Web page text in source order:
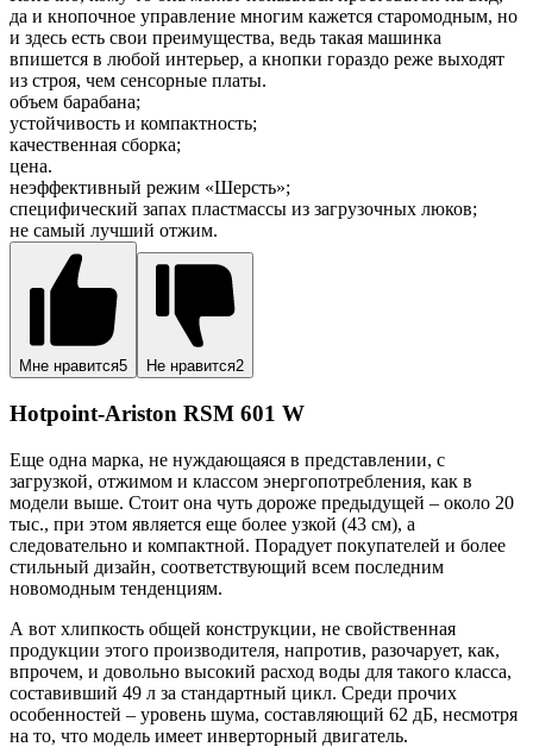
да и кнопочное управление многим кажется старомодным, но
и здесь есть свои преимущества, ведь такая машинка
впишется в любой интерьер, а кнопки гораздо реже выходят
из строя, чем сенсорные платы.
объем барабана;
устойчивость и компактность;
качественная сборка;
цена.
неэффективный режим «Шерсть»;
специфический запах пластмассы из загрузочных люков;
не самый лучший отжим.
Мне нравится5 Не нравится2
Hotpoint-Ariston RSM 601 W
Еще одна марка, не нуждающаяся в представлении, с
загрузкой, отжимом и классом энергопотребления, как в
модели выше. Стоит она чуть дороже предыдущей – около 20
тыс., при этом является еще более узкой (43 см), а
следовательно и компактной. Порадует покупателей и более
стильный дизайн, соответствующий всем последним
новомодным тенденциям.
А вот хлипкость общей конструкции, не свойственная
продукции этого производителя, напротив, разочарует, как,
впрочем, и довольно высокий расход воды для такого класса,
составивший 49 л за стандартный цикл. Среди прочих
особенностей – уровень шума, составляющий 62 дБ, несмотря
на то, что модель имеет инверторный двигатель.